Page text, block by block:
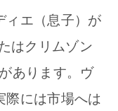
ィエ（息子）が
はクリムゾン
あります。ヴ
際には市場へは